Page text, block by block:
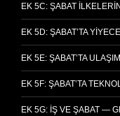
EK 5C: ŞABAT
EK 5D: ŞABAT’TA
EK 5E: ŞABAT’TA ULAŞIM
EK 5F: ŞABAT’TA
EK 5G: İŞ VE ŞABAT —